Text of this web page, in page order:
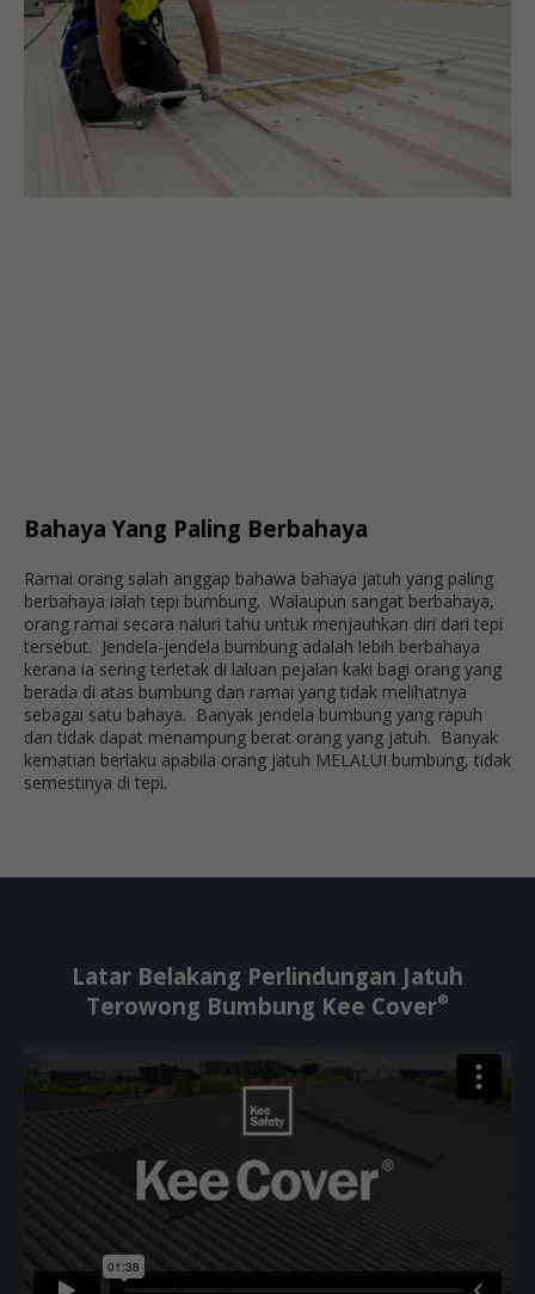
Bahaya Yang Paling Berbahaya
Ramai orang salah anggap bahawa bahaya jatuh yang paling
berbahaya ialah tepi bumbung. Walaupun sangat berbahaya,
orang ramai secara naluri tahu untuk menjauhkan diri dari tepi
tersebut. Jendela-jendela bumbung adalah lebih berbahaya
kerana ia sering terletak di laluan pejalan kaki bagi orang yang
berada di atas bumbung dan ramai yang tidak melihatnya
sebagai satu bahaya. Banyak jendela bumbung yang rapuh
dan tidak dapat menampung berat orang yang jatuh. Banyak
kematian berlaku apabila orang jatuh MELALUI bumbung, tidak
semestinya di tepi.
Latar Belakang Perlindungan Jatuh
Terowong Bumbung Kee Cover®